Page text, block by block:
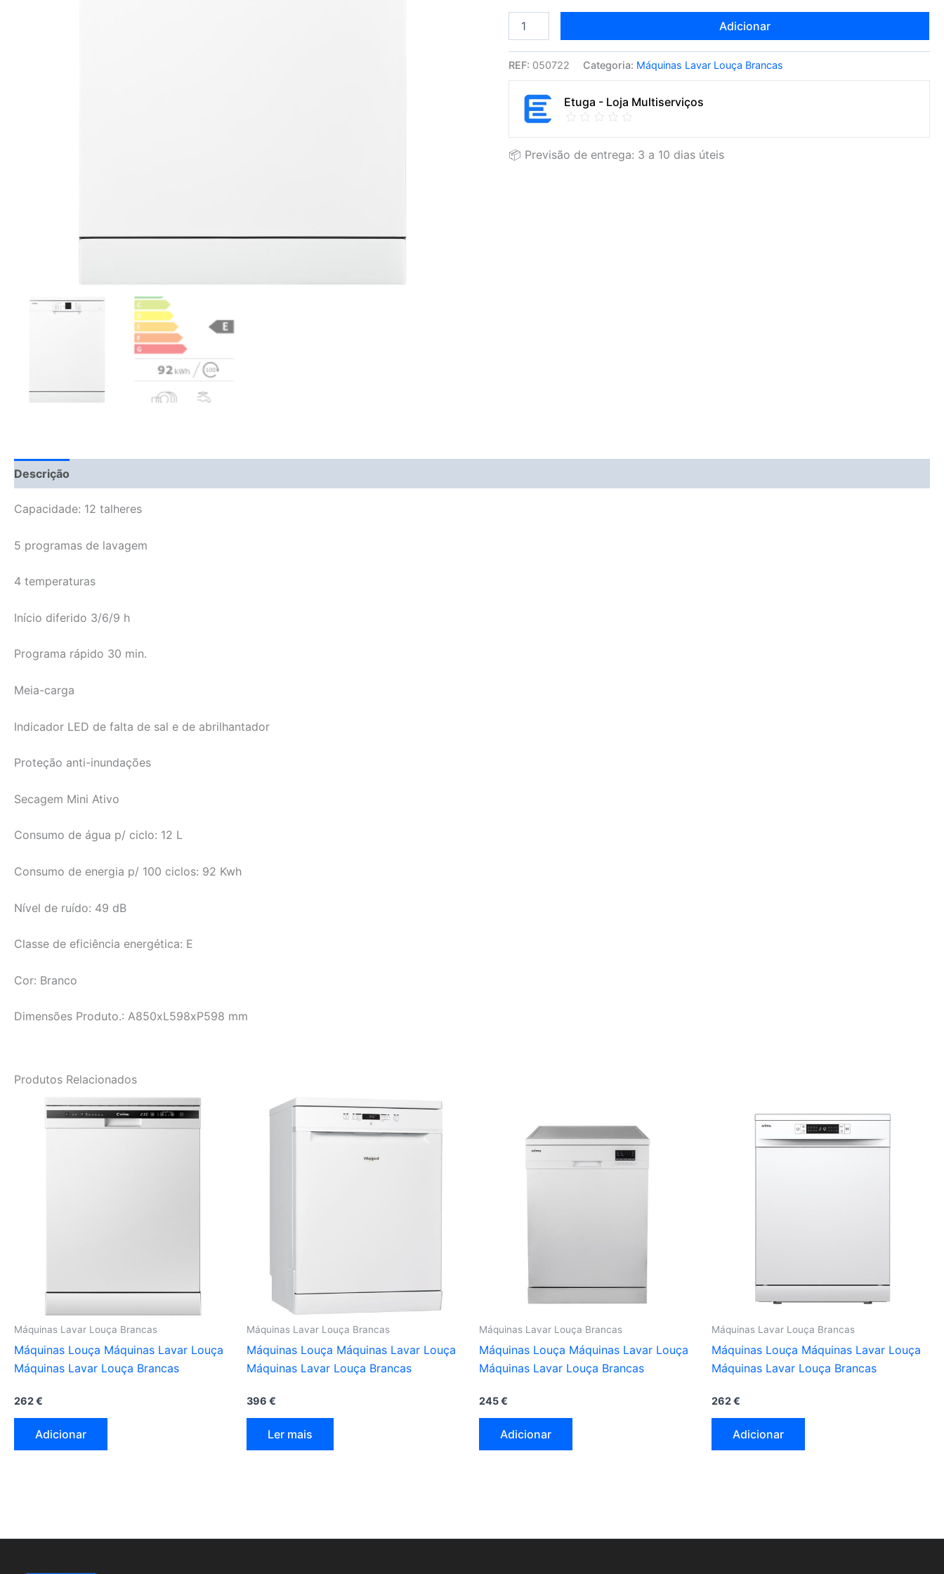
Adicionar
REF: 050722 Categoria: Máquinas Lavar Louça Brancas
Etuga - Loja Multiserviços
📦 Previsão de entrega: 3 a 10 dias úteis
Descrição
Capacidade: 12 talheres
5 programas de lavagem
4 temperaturas
Início diferido 3/6/9 h
Programa rápido 30 min.
Meia-carga
Indicador LED de falta de sal e de abrilhantador
Proteção anti-inundações
Secagem Mini Ativo
Consumo de água p/ ciclo: 12 L
Consumo de energia p/ 100 ciclos: 92 Kwh
Nível de ruído: 49 dB
Classe de eficiência energética: E
Cor: Branco
Dimensões Produto.: A850xL598xP598 mm
Produtos Relacionados
Máquinas Lavar Louça Brancas
Máquinas Louça Máquinas Lavar Louça
Máquinas Lavar Louça Brancas
262€
Adicionar
Máquinas Lavar Louça Brancas
Máquinas Louça Máquinas Lavar Louça
Máquinas Lavar Louça Brancas
396 €
Ler mais
Máquinas Lavar Louça Brancas
Máquinas Louça Máquinas Lavar Louça
Máquinas Lavar Louça Brancas
245€
Adicionar
Máquinas Lavar Louça Brancas
Máquinas Louça Máquinas Lavar Louça
Máquinas Lavar Louça Brancas
262€
Adicionar